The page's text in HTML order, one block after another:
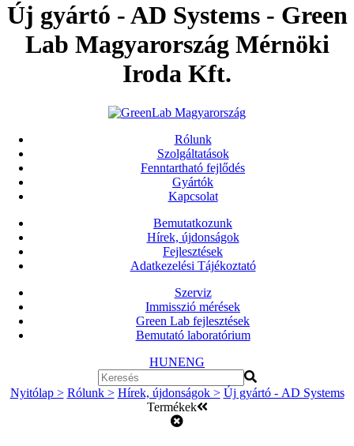
Új gyártó - AD Systems - Green
Lab Magyarország Mérnöki
Iroda Kft.
Rólunk
Szolgáltatások
Fenntartható fejlődés
Gyártók
Kapcsolat
Bemutatkozunk
Hírek, újdonságok
Fejlesztések
Adatkezelési Tájékoztató
Szerviz
Immisszió mérések
Green Lab fejlesztések
Bemutató laboratórium
HUNENG
Nyitólap > Rólunk > Hírek, újdonságok > Új gyártó - AD Systems
Termékek